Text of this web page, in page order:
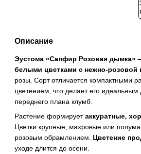
Описание
Эустома «Сапфир Розовая дымка»
белыми цветками с нежно-розовой
розы. Сорт отличается компактными
цветением, что делает его
переднего плана клумб.
Растение формируетаккуратные,
Цветки крупные, махровые или
розовым обрамлением. Цветение
уходе длится до осени.